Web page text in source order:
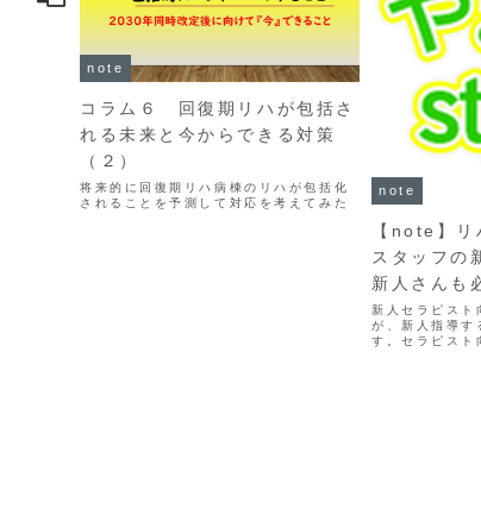
note
コラム６ 回復期リハが包括さ
れる未来と今からできる対策
（２）
将来的に回復期リハ病棟のリハが包括化
されることを予測して対応を考えてみた
note
【note】
スタッフの
新人さんも
新人セラピスト
が、新人指導す
す。セラピスト